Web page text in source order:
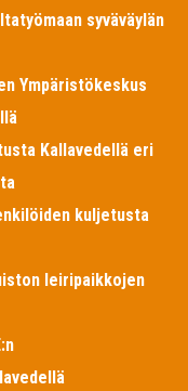
syväväylän
Ympäristökeskus
Kallavedellä eri
kuljetusta
leiripaikkojen